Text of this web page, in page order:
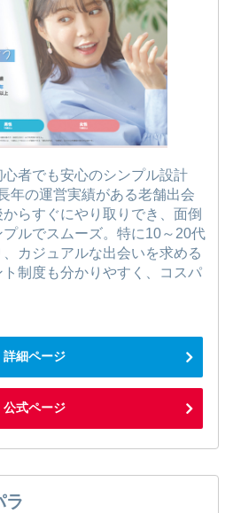
者でも安心のシンプル設計
年の運営実績がある老舗出会
らすぐにやり取りでき、面倒
ルでスムーズ。特に10～20代
カジュアルな出会いを求める
制度も分かりやすく、コスパ
詳細ページ
公式ページ
ラ